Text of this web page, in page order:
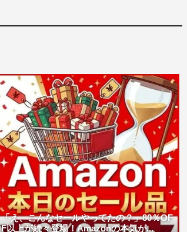
「え、こんなセールやってたの？」80％OF
F以上が続々登場！Amazonの本気が...